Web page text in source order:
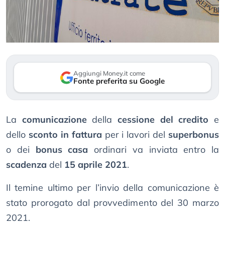
Aggiungi Money.it come
Fonte preferita su Google
La comunicazionedellacessione del credito e
dello sconto in fattura per i lavori del superbonus
o dei bonus casa ordinari va inviata entro la
scadenza del 15 aprile 2021.
Il temine ultimo per l’invio della comunicazione è
stato prorogato dal provvedimento del 30 marzo
2021.